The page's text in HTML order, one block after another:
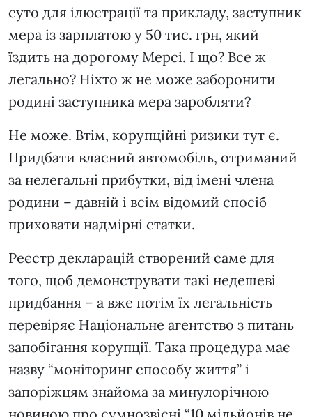
суто для ілюстрації та прикладу, заступник
мера із зарплатою у 50 тис. грн, який
їздить на дорогому Мерсі. І що? Все ж
легально? Ніхто ж не може заборонити
родині заступника мера заробляти?
Не може. Втім, корупційні ризики тут є.
Придбати власний автомобіль, отриманий
за нелегальні прибутки, від імені члена
родини – давній і всім відомий спосіб
приховати надмірні статки.
Реєстр декларацій створений саме для
того, щоб демонструвати такі недешеві
придбання – а вже потім їх легальність
перевіряє Національне агентство з питань
запобігання корупції. Така процедура має
назву “моніторинг способу життя” і
запоріжцям знайома за минулорічною